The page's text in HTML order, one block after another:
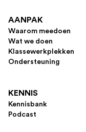
AANPAK
Waarom meedoen
Wat we doen
Klassewerkplekken
Ondersteuning
KENNIS
Kennisbank
Podcast